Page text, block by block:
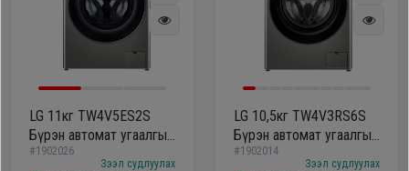
LG 11кг TW4V5ES2S
Бүрэн автомат угаалгын
машин
#1902026
Зээл судлуулах
LG 10,5кг TW4V3RS6S
Бүрэн автомат угаалгын
машин
#1902014
Зээл судлуулах